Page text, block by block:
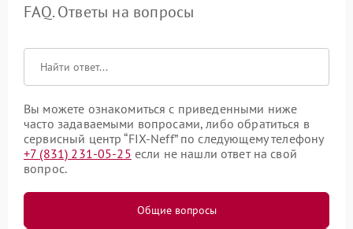
FAQ. Ответы на вопросы
Вы можете ознакомиться с приведенными ниже
часто задаваемыми вопросами, либо обратиться в
сервисный центр “FIX-Neff” по следующему телефону
+7 (831) 231-05-25 если не нашли ответ на свой
вопрос.
Общие вопросы